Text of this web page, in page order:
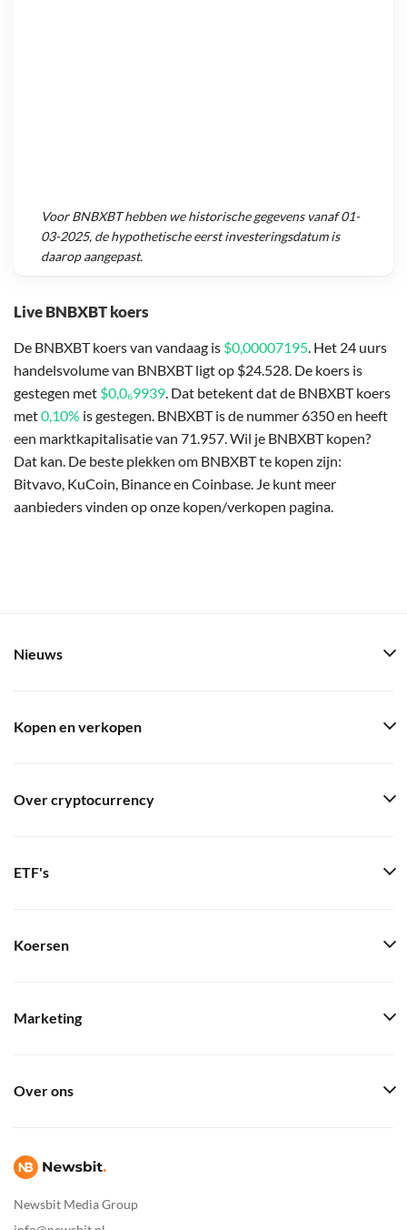
Live BNBXBT koers
De BNBXBT koers van vandaag is $0,00007195. Het 24 uurs
handelsvolume van BNBXBT ligt op $24.528. De koers is
gestegen met $0,0₆9939. Dat betekent dat de BNBXBT koers
met0,10% is gestegen. BNBXBT is de nummer 6350 en heeft
een marktkapitalisatie van 71.957. Wil je BNBXBT kopen?
Dat kan. De beste plekken om BNBXBT te kopen zijn:
Bitvavo, KuCoin, Binance en Coinbase. Je kunt meer
aanbieders vinden op onze kopen/verkopen pagina.
VoorBNBXBThebben we historische gegevens vanaf01-
03-2025, de hypothetische eerst investeringsdatum is
daarop aangepast.
Newsbit Media Group
Nieuws
Kopen en verkopen
Over cryptocurrency
ETF's
Koersen
Marketing
Over ons